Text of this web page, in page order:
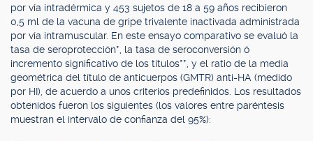
por vía intradérmica y 453 sujetos de 18 a 59 años recibieron
0,5 ml de la vacuna de gripe trivalente inactivada administrada
por vía intramuscular. En este ensayo comparativo se evaluó la
tasa de seroprotección*, la tasa de seroconversión ó
incremento significativo de los títulos**, y el ratio de la media
geométrica del título de anticuerpos (GMTR) anti-HA (medido
por HI), de acuerdo a unos criterios predefinidos. Los resultados
obtenidos fueron los siguientes (los valores entre paréntesis
muestran el intervalo de confianza del 95%):